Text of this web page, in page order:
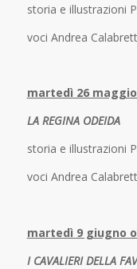
storia e illustrazioni
voci Andrea
martedì 26
LA REGINA ODEIDA
storia e illustrazioni
voci Andrea
martedì 9 giugno
I CAVALIERI DELLA